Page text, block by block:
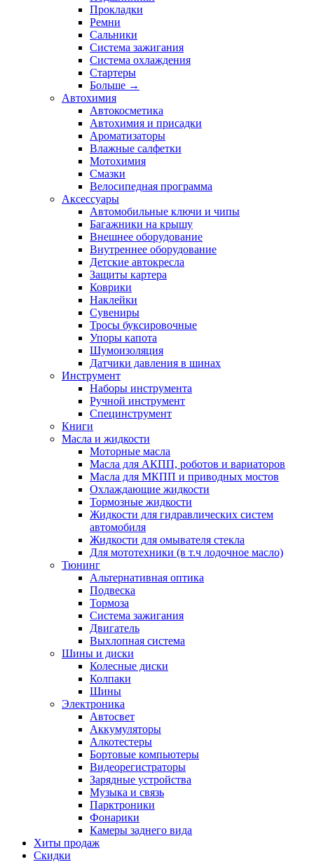
Прокладки
Ремни
Сальники
Система зажигания
Система охлаждения
Стартеры
Больше →
Автохимия
Автокосметика
Автохимия и присадки
Ароматизаторы
Влажные салфетки
Мотохимия
Смазки
Велосипедная программа
Аксессуары
Автомобильные ключи и чипы
Багажники на крышу
Внешнее оборудование
Внутреннее оборудование
Детские автокресла
Защиты картера
Коврики
Наклейки
Сувениры
Тросы буксировочные
Упоры капота
Шумоизоляция
Датчики давления в шинах
Инструмент
Наборы инструмента
Ручной инструмент
Специнструмент
Книги
Масла и жидкости
Моторные масла
Масла для АКПП, роботов и вариаторов
Масла для МКПП и приводных мостов
Охлаждающие жидкости
Тормозные жидкости
Жидкости для гидравлических систем
автомобиля
Жидкости для омывателя стекла
Для мототехники (в т.ч лодочное масло)
Тюнинг
Альтернативная оптика
Подвеска
Тормоза
Система зажигания
Двигатель
Выхлопная система
Шины и диски
Колесные диски
Колпаки
Шины
Электроника
Автосвет
Аккумуляторы
Алкотестеры
Бортовые компьютеры
Видеорегистраторы
Зарядные устройства
Музыка и связь
Парктроники
Фонарики
Камеры заднего вида
Хиты продаж
Скидки